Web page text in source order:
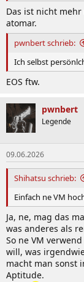
Das ist nicht
atomar.
pwnbert schrieb:
Ich selbst
EOS ftw.
pwnbert
Legende
09.06.2026
Shihatsu schrieb:
Einfach ne VM
Ja, ne, mag das
was anderes als
So ne VM
will, was
macht man sonst
Aptitude.